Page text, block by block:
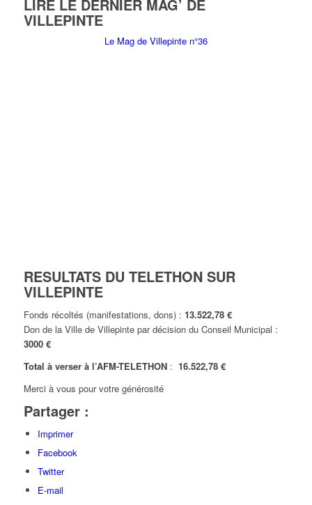
LIRE LE DERNIER MAG’ DE
VILLEPINTE
Le Mag de Villepinte n°36
RESULTATS DU TELETHON SUR
VILLEPINTE
Fonds récoltés (manifestations, dons) : 13.522,78 €
Don de la Ville de Villepinte par décision du Conseil Municipal :
3000 €
Total à verser à l’AFM-TELETHON : 16.522,78 €
Merci à vous pour votre générosité
Partager :
Imprimer
Facebook
Twitter
E-mail